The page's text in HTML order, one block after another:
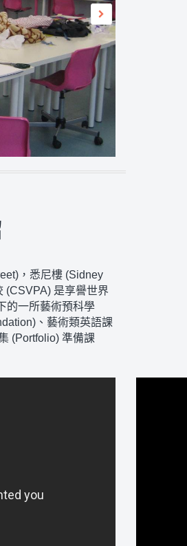
，悉尼樓 (Sidney
(CSVPA) 是享譽世界
的一所藝術預科學
、藝術類英語課
(Portfolio) 準備課